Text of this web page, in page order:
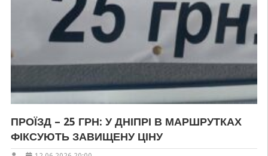
ПРОЇЗД – 25 ГРН: У ДНІПРІ В МАРШРУТКАХ
ФІКСУЮТЬ ЗАВИЩЕНУ ЦІНУ